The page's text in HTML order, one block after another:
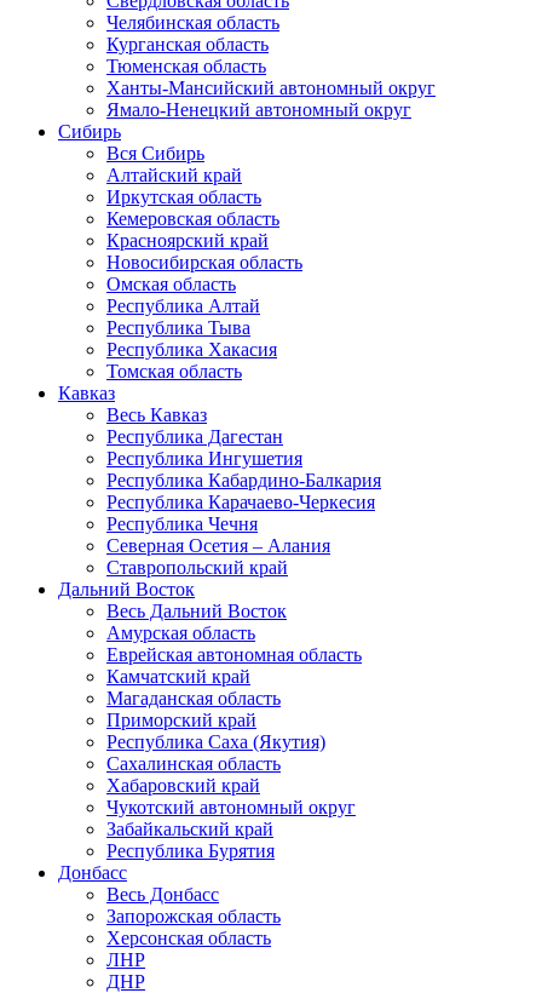
Челябинская область
Курганская область
Тюменская область
Ханты-Мансийский автономный округ
Ямало-Ненецкий автономный округ
Сибирь
Вся Сибирь
Алтайский край
Иркутская область
Кемеровская область
Красноярский край
Новосибирская область
Омская область
Республика Алтай
Республика Тыва
Республика Хакасия
Томская область
Кавказ
Весь Кавказ
Республика Дагестан
Республика Ингушетия
Республика Кабардино-Балкария
Республика Карачаево-Черкесия
Республика Чечня
Северная Осетия – Алания
Ставропольский край
Дальний Восток
Весь Дальний Восток
Амурская область
Еврейская автономная область
Камчатский край
Магаданская область
Приморский край
Республика Саха (Якутия)
Сахалинская область
Хабаровский край
Чукотский автономный округ
Забайкальский край
Республика Бурятия
Донбасс
Весь Донбасс
Запорожская область
Херсонская область
ЛНР
ДНР